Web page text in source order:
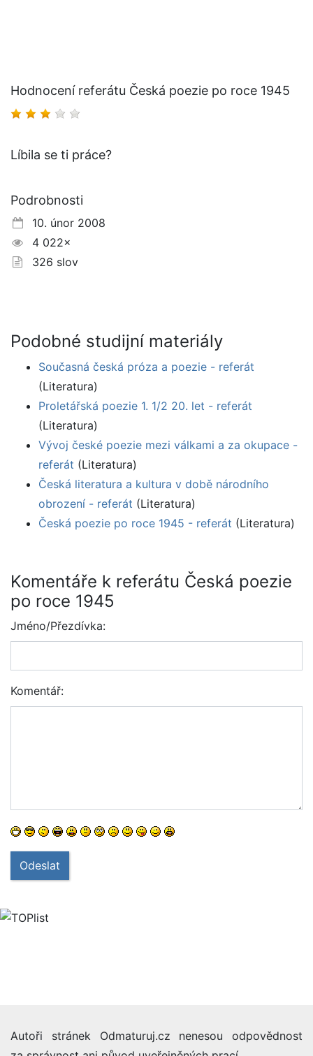
Hodnocení referátu Česká poezie po roce 1945
Líbila se ti práce?
Podrobnosti
10. únor 2008
4 022×
326 slov
Podobné studijní materiály
Současná česká próza a poezie - referát
(Literatura)
Proletářská poezie 1. 1/2 20. let - referát
(Literatura)
Vývoj české poezie mezi válkami a za okupace -
referát (Literatura)
Česká literatura a kultura v době národního
obrození - referát (Literatura)
Česká poezie po roce 1945 - referát (Literatura)
Komentáře k referátu Česká poezie
po roce 1945
Jméno/Přezdívka:
Komentář:
Odeslat
Autoři stránek Odmaturuj.cz nenesou odpovědnost